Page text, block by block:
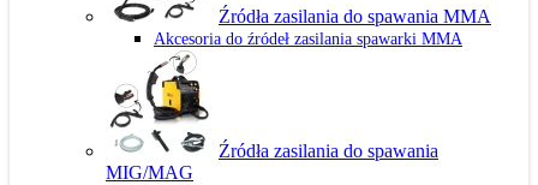
Źródła zasilania do spawania MMA
Akcesoria do źródeł zasilania spawarki MMA
Źródła zasilania do spawania
MIG/MAG